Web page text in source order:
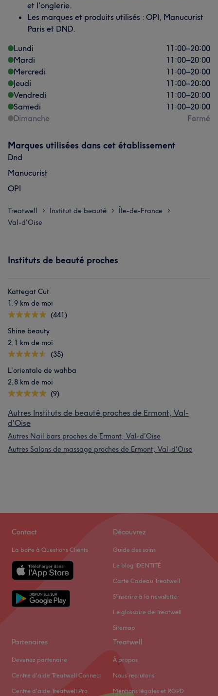
et l'onglerie.
Les marques et produits utilisés : OPI, Manucurist
Paris et DND.
Lundi
11:00–20:00
Mardi
11:00–20:00
Mercredi
11:00–20:00
Jeudi
11:00–20:00
Vendredi
11:00–20:00
Samedi
11:00–20:00
Dimanche
Fermé
Marques utilisées dans cet établissement
Dnd
Manucurist
OPI
Treatwell > Institut de beauté > Île-de-France >
Val-d'Oise
Instituts de beauté proches
Kattegat Cut
1,9 km de moi
(441)
Shine beauty
2,1 km de moi
(35)
L'orientale de wahba
2,8 km de moi
(9)
Autres Instituts de beauté proches de Ermont, Val-
d'Oise
Autres Nail bars proches de Ermont, Val-d'Oise
Autres Salons de massage proches de Ermont, Val-d'Oise
Contact
La boîte à Questions Clients
Découvrez
Guide des soins
Le blog IDENTITÉ
Carte Cadeau Treatwell
S'inscrire à la newsletter
Le glossaire de Treatwell
Sitemap
Partenaires
Devenez partenaire
Centre d'aide Treatwell Connect
Centre d'aide Treatwell Pro
Treatwell
À propos
Nous recrutons
Mentions légales et RGPD